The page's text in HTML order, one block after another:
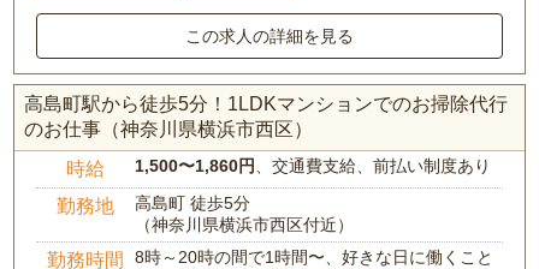
この求人の詳細を見る
高島町駅から徒歩5分！1LDKマンションでのお掃除代行
のお仕事（神奈川県横浜市西区）
時給 1,500〜1,860円、交通費支給、前払い制度あり
勤務地
高島町 徒歩5分
（神奈川県横浜市西区付近）
勤務時間
8時～20時の間で1時間〜、好きな日に働くこと